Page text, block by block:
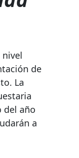
de
La
del año
a